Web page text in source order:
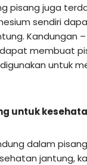
pisang juga
sendiri
Kandungan
membuat
untuk
untuk
dalam
jantung,